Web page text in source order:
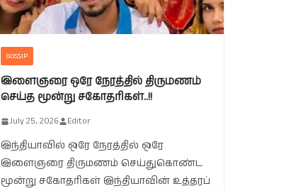
GOSSIP
இளைஞரை ஒரே நேரத்தில் திருமணம்
செய்த மூன்று சகோதரிகள்..!!
July 25, 2026 Editor
இந்தியாவில் ஒரே நேரத்தில் ஒரே
இளைஞரை திருமணம் செய்துகொண்ட
மூன்று சகோதரிகள் இந்தியாவின் உத்தரப்